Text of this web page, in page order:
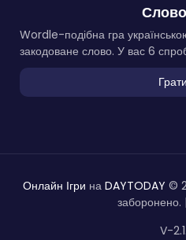
Wordle-подібна гра
закодоване слово. У вас 6
Грати
Онлайн Ігри на DAYTODAY ©
заборонено. |
V-